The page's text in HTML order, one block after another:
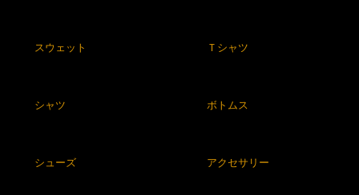
スウェット Ｔシャツ
シャツ ボトムス
シューズ アクセサリー